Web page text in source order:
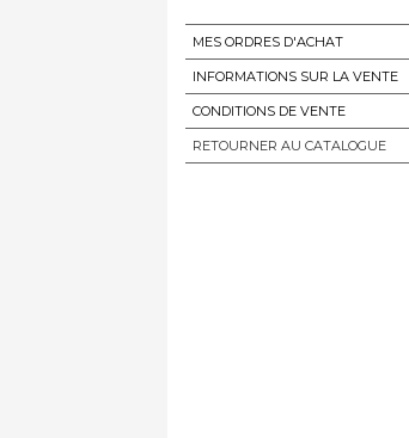
MES ORDRES D'ACHAT
INFORMATIONS SUR LA VENTE
CONDITIONS DE VENTE
RETOURNER AU CATALOGUE